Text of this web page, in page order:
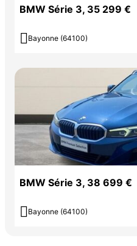
BMW Série 3, 35 299 €
 Bayonne (64100)
BMW Série 3, 38 699 €
 Bayonne (64100)